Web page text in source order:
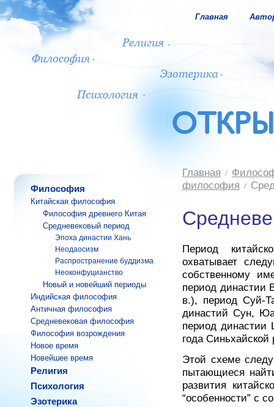
Главная
Философия
Китайская философия
Философия древнего Китая
Средневековый период
Эпоха династии Хань
Неодаосизм
Распространение буддизма
Неоконфуцианство
Новый и новейший периоды
Индийская философия
Античная философия
Средневековая философия
Философия возрождения
Новое время
Новейшее время
Религия
Психология
Эзотерика
Главная
философия
Период
охватывает
собственному
период
в.), период Суй-
династий Сун,
период
года
Этой схеме
пытающиеся
развития
“особенности” с